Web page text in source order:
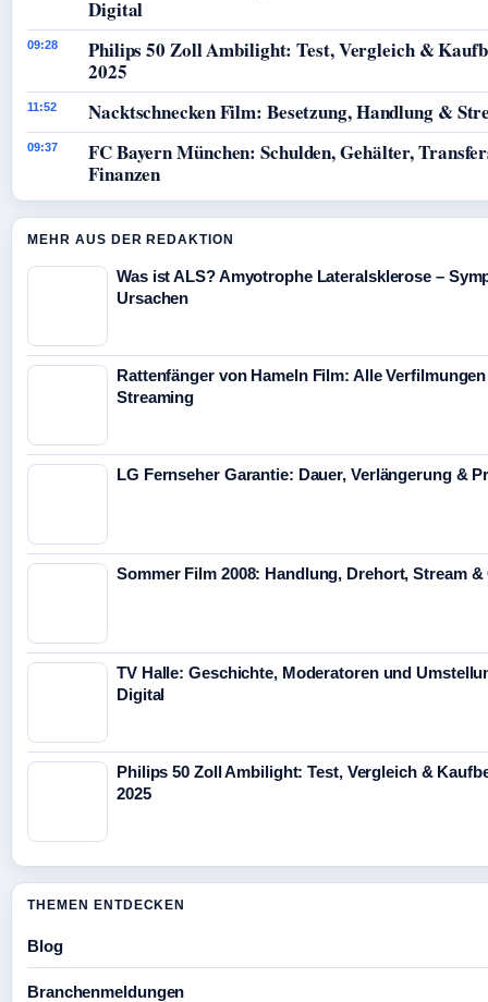
Digital
09:28
Philips 50 Zoll Ambilight: Test, Vergleich &
2025
11:52 Nacktschnecken Film: Besetzung, Handlung &
09:37
FC Bayern München: Schulden, Gehälter,
Finanzen
MEHR AUS DER REDAKTION
Was ist ALS? Amyotrophe Lateralsklerose –
Ursachen
Rattenfänger von Hameln Film: Alle
Streaming
LG Fernseher Garantie: Dauer, Verlängerung &
Sommer Film 2008: Handlung, Drehort, Stream &
TV Halle: Geschichte, Moderatoren und
Digital
Philips 50 Zoll Ambilight: Test, Vergleich &
2025
THEMEN ENTDECKEN
Blog
Branchenmeldungen